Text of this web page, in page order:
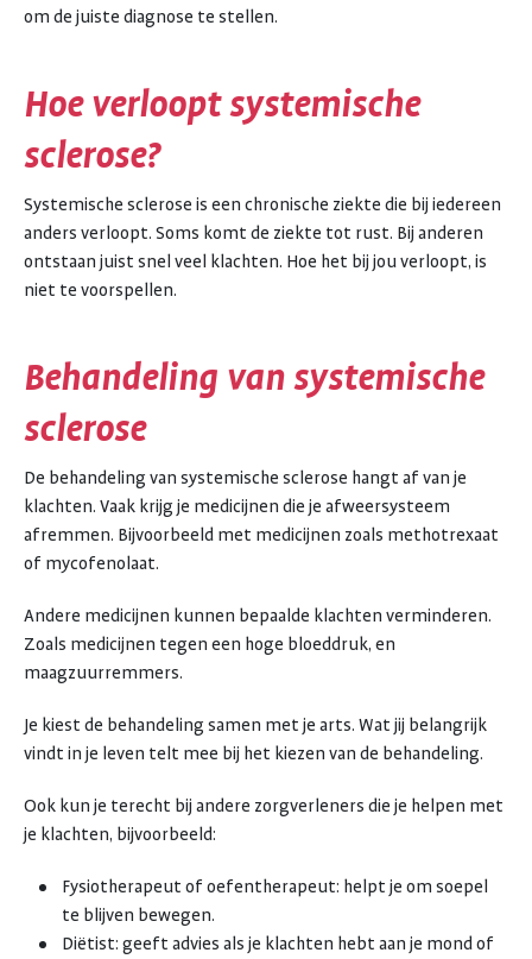
om de juiste diagnose te stellen.
Hoe verloopt systemische
sclerose?
Systemische sclerose is een chronische ziekte die bij iedereen
anders verloopt. Soms komt de ziekte tot rust. Bij anderen
ontstaan juist snel veel klachten. Hoe het bij jou verloopt, is
niet te voorspellen.
Behandeling van systemische
sclerose
De behandeling van systemische sclerose hangt af van je
klachten. Vaak krijg je medicijnen die je afweersysteem
afremmen. Bijvoorbeeld met medicijnen zoals methotrexaat
of mycofenolaat.
Andere medicijnen kunnen bepaalde klachten verminderen.
Zoals medicijnen tegen een hoge bloeddruk, en
maagzuurremmers.
Je kiest de behandeling samen met je arts. Wat jij belangrijk
vindt in je leven telt mee bij het kiezen van de behandeling.
Ook kun je terecht bij andere zorgverleners die je helpen met
je klachten, bijvoorbeeld:
Fysiotherapeut of oefentherapeut: helpt je om soepel
te blijven bewegen.
Diëtist: geeft advies als je klachten hebt aan je mond of